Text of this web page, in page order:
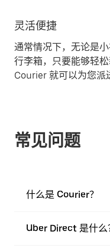
灵活便捷
通常情况下，无论是
行李箱，只要能够轻
Courier 就可以为您派
常见问题
什么是 Courier？
Uber Direct 是什么